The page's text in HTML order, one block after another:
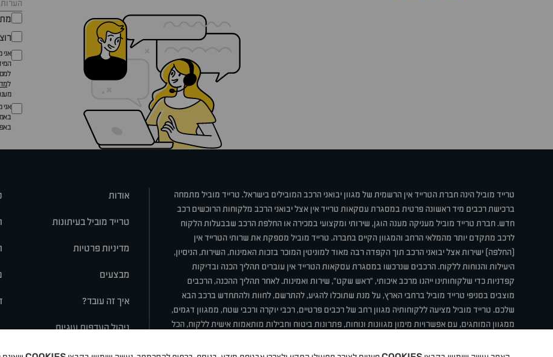
ל
אני
טרייד מוביל הינה חברת הטרייד אין הרשמית של מגוון יבואני הרכב המובילים בישראל. טרייד מוביל מתמחה
ברכישת רכבים מיד ראשונה פרטית במסגרת עסקאות טרייד אין אצל יבואני הרכב מלקוחות הרוכשים רכב
חדש. חברת טרייד מוביל מעניקה מענה הוגן, שירותי ומקצועי במכירה או החלפת הרכב שבבעלות הלקוח
לרכב מתקדם יותר מהמלאי הרחב והמגוון הקיים בחברה. טרייד מוביל מספקת את שרותי הטרייד אין
(החלפה) ישירות אצל יבואני הרכב תוך הקפדה רבה מאוד למוניטין המוכר בזכות האמינות, השירות, הניסיון,
היעילות והנוחות ללקוח. הרכבים שנרכשו במסגרת עסקאות הטרייד אין עוברים תהליך הכנה ובדיקות
קפדניות כדי שלקוחותינו ייהנו מרכב איכותי, "ראש שקט", שירות ואמינות. לאחר תהליך ההכנה, הרכבים
מוצבים בסניפי טרייד מוביל ברחבי הארץ, על מנת שתוכלו להגיע, להתרשם, לחוות ולהתחדש ברכב הבא
שלכם. טרייד מוביל מציעה ללקוחותיה מגוון רחב של רכבים פרטיים, רכבי יוקרה ורכבי שטח, ממגוון דגמים,
ממגוון המותגים, עם אפשרויות מימון מגוונות ונוחות, פתרונות ביטוח וחבילות מותאמות אישית ללקוח, הכל
אודות
טרייד מוביל בעיתונות
מדיניות פרטיות
מבצעים
איך זה עובד?
ניהול העדפות עוגיות